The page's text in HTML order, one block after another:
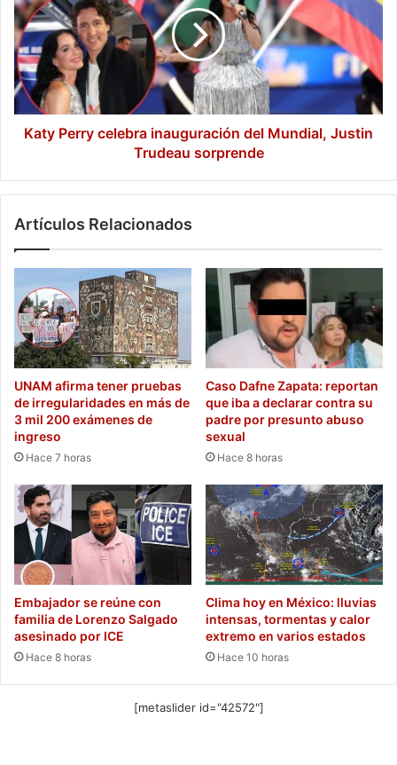
inauguración
del
Mundial,
Justin
Trudeau
sorprende
Katy Perry celebra inauguración del Mundial, Justin
Trudeau sorprende
Artículos Relacionados
UNAM afirma tener pruebas
de irregularidades en más de
3 mil 200 exámenes de
ingreso
Hace 7 horas
Caso Dafne Zapata: reportan
que iba a declarar contra su
padre por presunto abuso
sexual
Hace 8 horas
Embajador se reúne con
familia de Lorenzo Salgado
asesinado por ICE
Hace 8 horas
Clima hoy en México: lluvias
intensas, tormentas y calor
extremo en varios estados
Hace 10 horas
[metaslider id="42572"]